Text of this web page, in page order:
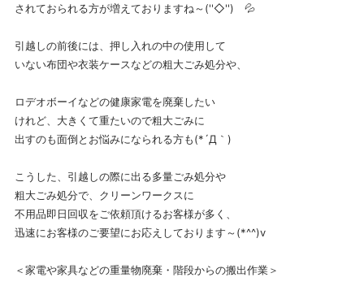
されておられる方が増えておりますね～(''◇'')ゞ💦
引越しの前後には、押し入れの中の使用して
いない布団や衣装ケースなどの粗大ごみ処分や、
ロデオボーイなどの健康家電を廃棄したい
けれど、大きくて重たいので粗大ごみに
出すのも面倒とお悩みになられる方も(*´Д｀)
こうした、引越しの際に出る多量ごみ処分や
粗大ごみ処分で、クリーンワークスに
不用品即日回収をご依頼頂けるお客様が多く、
迅速にお客様のご要望にお応えしております～(*^^)v
＜家電や家具などの重量物廃棄・階段からの搬出作業＞